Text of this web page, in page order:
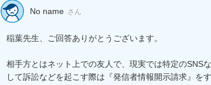
No name さん
稲葉先生、ご回答ありがとうございます。
相手方とはネット上での友人で、現実では特定のSNS
して訴訟などを起こす際は『発信者情報開示請求』を